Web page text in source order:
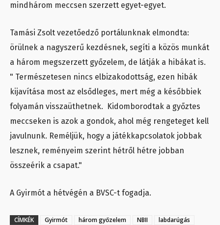
mindhárom meccsen szerzett egyet-egyet.
Tamási Zsolt vezetőedző portálunknak elmondta:
örülnek a nagyszerű kezdésnek, segíti a közös munkát
a három megszerzett győzelem, de látják a hibákat is.
" Természetesen nincs elbizakodottság, ezen hibák
kijavítása most az elsődleges, mert még a későbbiek
folyamán visszaüthetnek. Kidomborodtak a győztes
meccseken is azok a gondok, ahol még rengeteget kell
javulnunk. Reméljük, hogy a játékkapcsolatok jobbak
lesznek, reményeim szerint hétről hétre jobban
összeérik a csapat."
A Gyirmót a hétvégén a BVSC-t fogadja.
CÍMKÉK Gyirmót három győzelem NBII labdarúgás